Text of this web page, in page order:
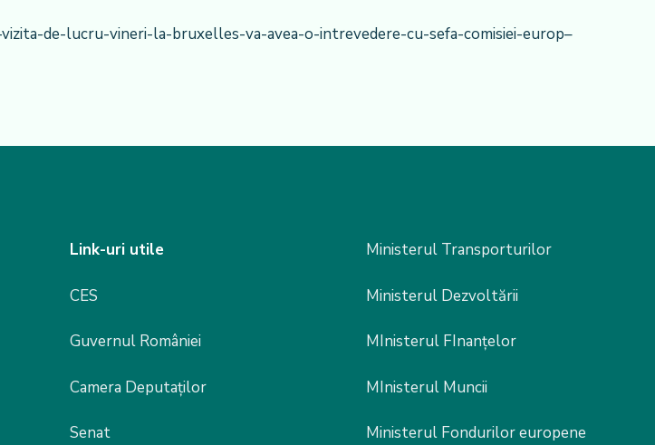
de-lucru-vineri-la-bruxelles-va-avea-o-intrevedere-cu-sefa-comisiei-europ–
Link-uri utile
CES
Guvernul României
Camera Deputaților
Senat
Ministerul Transporturilor
Ministerul Dezvoltării
MInisterul FInanțelor
MInisterul Muncii
Ministerul Fondurilor europene